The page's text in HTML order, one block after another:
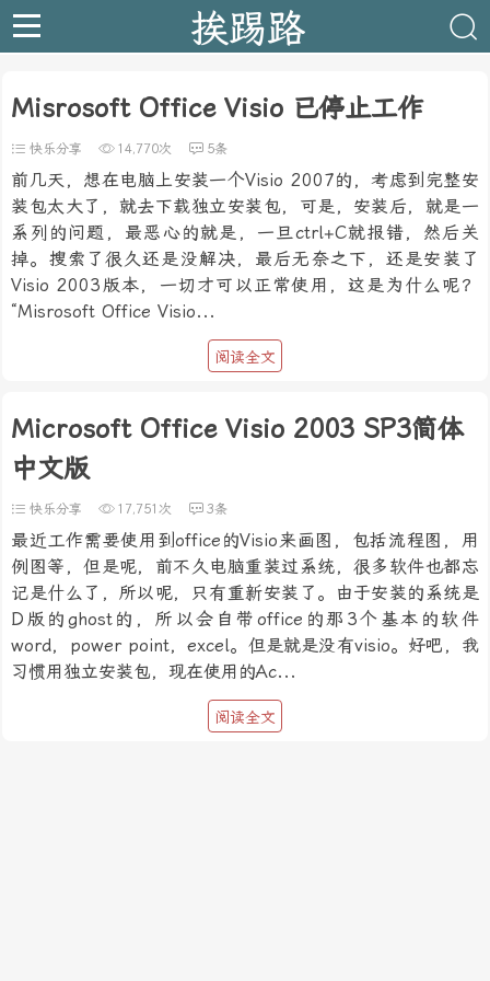
挨踢路
Misrosoft Office Visio 已停止工作
快乐分享 14,770次 5条
前几天，想在电脑上安装一个Visio 2007的，考虑到完整安
装包太大了，就去下载独立安装包，可是，安装后，就是一
系列的问题，最恶心的就是，一旦ctrl+C就报错，然后关
掉。搜索了很久还是没解决，最后无奈之下，还是安装了
Visio 2003版本，一切才可以正常使用，这是为什么呢？
“Misrosoft Office Visio...
阅读全文
Microsoft Office Visio 2003 SP3简体
中文版
快乐分享 17,751次 3条
最近工作需要使用到office的Visio来画图，包括流程图，用
例图等，但是呢，前不久电脑重装过系统，很多软件也都忘
记是什么了，所以呢，只有重新安装了。由于安装的系统是
D版的ghost的，所以会自带office的那3个基本的软件
word，power point，excel。但是就是没有visio。好吧，我
习惯用独立安装包，现在使用的Ac...
阅读全文